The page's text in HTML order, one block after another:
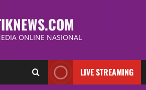
ONLINE NASIONAL
LIVE STREAMING